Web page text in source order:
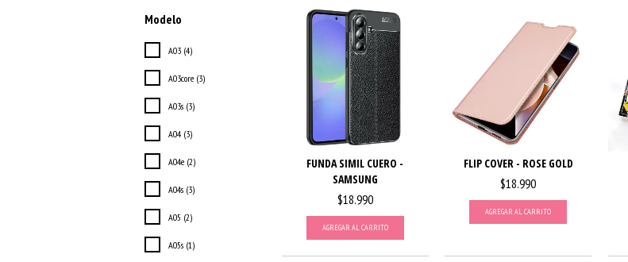
Modelo
A03 (4)
A03core (3)
A03s (3)
A04 (3)
A04e (2)
A04s (3)
A05 (2)
A05s (1)
FUNDA SIMIL CUERO -
SAMSUNG
$18.990
AGREGAR AL CARRITO
FLIP COVER - ROSE GOLD
$18.990
AGREGAR AL CARRITO